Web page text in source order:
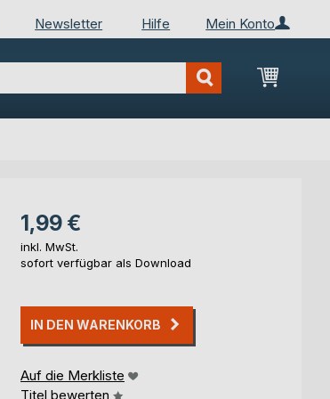
Mein Konto
Newsletter Hilfe
Mein
1,99 €
inkl. MwSt.
sofort verfügbar als Download
IN DEN WARENKORB
Auf die Merkliste
Titel bewerten